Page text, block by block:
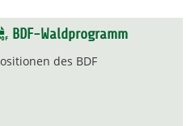
BDF-Waldprogramm
des BDF